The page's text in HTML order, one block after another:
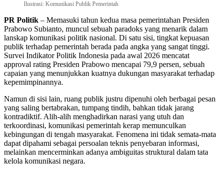
Ilustrasi: Komunikasi Publik Pemerintah
PR Politik – Memasuki tahun kedua masa pemerintahan Presiden
Prabowo Subianto, muncul sebuah paradoks yang menarik dalam
lanskap komunikasi politik nasional. Di satu sisi, tingkat kepuasan
publik terhadap pemerintah berada pada angka yang sangat tinggi.
Survei Indikator Politik Indonesia pada awal 2026 mencatat
approval rating Presiden Prabowo mencapai 79,9 persen, sebuah
capaian yang menunjukkan kuatnya dukungan masyarakat terhadap
kepemimpinannya.
Namun di sisi lain, ruang publik justru dipenuhi oleh berbagai pesan
yang saling bertabrakan, tumpang tindih, bahkan tidak jarang
kontradiktif. Alih-alih menghadirkan narasi yang utuh dan
terkoordinasi, komunikasi pemerintah kerap memunculkan
kebingungan di tengah masyarakat. Fenomena ini tidak semata-mata
dapat dipahami sebagai persoalan teknis penyebaran informasi,
melainkan mencerminkan adanya ambiguitas struktural dalam tata
kelola komunikasi negara.